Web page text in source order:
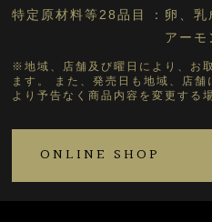
特定原材料等28品目
卵、乳
アーモ
※地域、店舗及び曜日により、お
ます。 また、発売日も地域、店
より予告なく商品内容を変更する
ONLINE SHOP